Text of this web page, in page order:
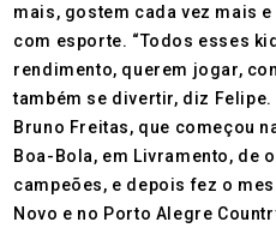
mais, gostem cada vez mais
com esporte. “Todos esses
rendimento, querem jogar,
também se divertir, diz
Bruno Freitas, que começou
Boa-Bola, em Livramento, de
campeões, e depois fez o
Novo e no Porto Alegre